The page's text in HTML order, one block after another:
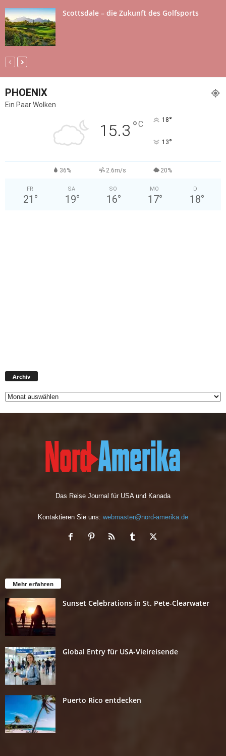
Scottsdale – die Zukunft des Golfsports
PHOENIX
Ein Paar Wolken
15.3 °C 18°
13°
36% 2.6m/s 20%
FR
21 °
SA
19°
SO
16°
MO
17°
DI
18°
Archiv
h
Das Reise Journal für USA und Kanada
Kontaktieren Sie uns: webmaster@nord-amerika.de
Mehr erfahren
Sunset Celebrations in St. Pete-Clearwater
Global Entry für USA-Vielreisende
Puerto Rico entdecken